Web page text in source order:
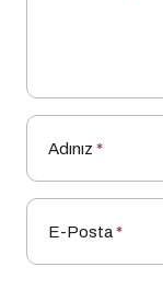
Adınız *
E-Posta*